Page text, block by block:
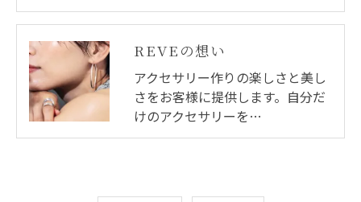
REVEの想い
アクセサリー作りの楽しさと美し
さをお客様に提供します。自分だ
けのアクセサリーを…